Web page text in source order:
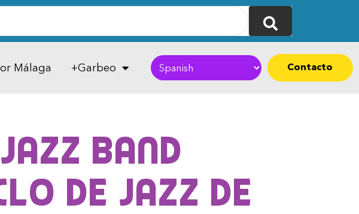
Málaga +Garbeo Contacto
Band
de Jazz de